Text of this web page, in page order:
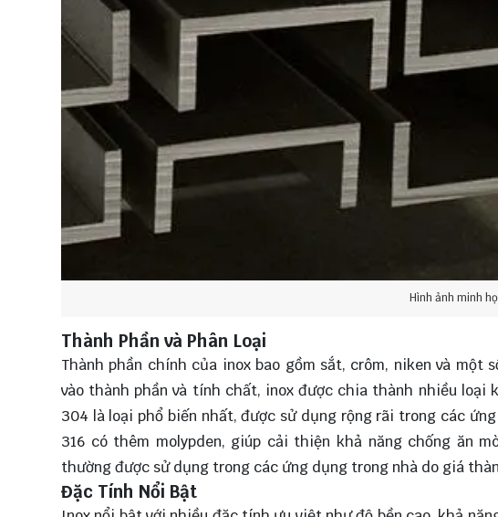
Hình ảnh minh
Thành Phần và Phân Loại
Thành phần chính của inox bao gồm sắt, crôm, niken và một
vào thành phần và tính chất, inox được chia thành nhiều loại
304 là loại phổ biến nhất, được sử dụng rộng rãi trong các
316 có thêm molypden, giúp cải thiện khả năng chống ăn
thường được sử dụng trong các ứng dụng trong nhà do giá
Đặc Tính Nổi Bật